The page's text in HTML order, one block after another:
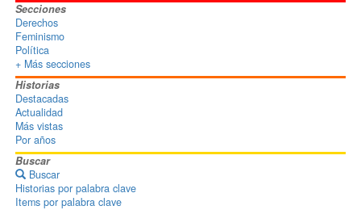
Secciones
Derechos
Feminismo
Política
+ Más secciones
Historias
Destacadas
Actualidad
Más vistas
Por años
Buscar
Buscar
Historias por palabra clave
Items por palabra clave